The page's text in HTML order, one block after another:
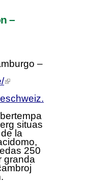
–
–
(link is
situas
la
250
granda